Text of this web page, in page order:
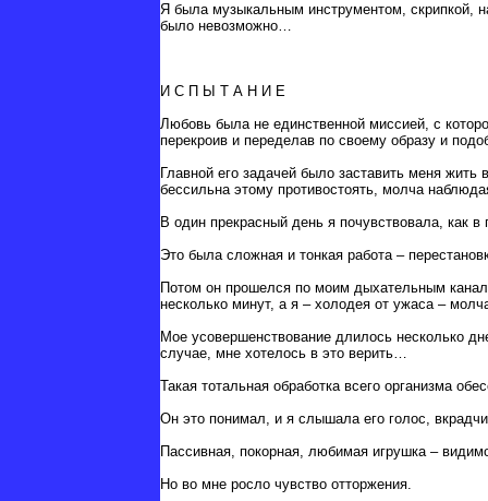
Я была музыкальным инструментом, скрипкой,
было невозможно…
И С П Ы Т А Н И Е
Любовь была не единственной миссией, с
перекроив и переделав по своему образу и
Главной его задачей было заставить меня
бессильна этому противостоять, молча
В один прекрасный день я почувствовала, как
Это была сложная и тонкая работа –
Потом он прошелся по моим дыхательным
несколько минут, а я – холодея от ужаса –
Мое усовершенствование длилось несколько
случае, мне хотелось в это верить…
Такая тотальная обработка всего организма
Он это понимал, и я слышала его голос,
Пассивная, покорная, любимая игрушка –
Но во мне росло чувство отторжения.